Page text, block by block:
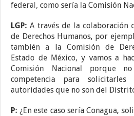
federal, como sería la Comisión
LGP: A través de la colaboración
de Derechos Humanos, por
también a la Comisión de
Estado de México, y vamos a
Comisión Nacional porque
competencia para
autoridades que no son del
P: ¿En este caso sería Conagua,